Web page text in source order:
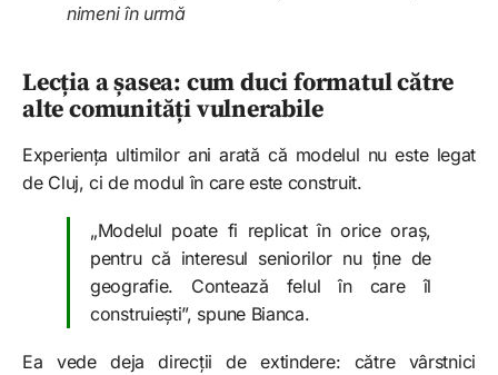
nimeni în urmă
Lecția a șasea: cum duci formatul către
alte comunități vulnerabile
Experiența ultimilor ani arată că modelul nu este legat
de Cluj, ci de modul în care este construit.
„Modelul poate fi replicat în orice oraș,
pentru că interesul seniorilor nu ține de
geografie. Contează felul în care îl
construiești”, spune Bianca.
Ea vede deja direcții de extindere: către vârstnici